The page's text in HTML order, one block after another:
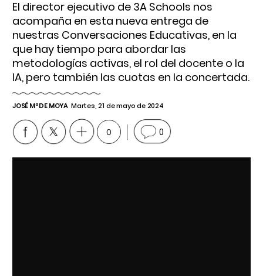
El director ejecutivo de 3A Schools nos
acompaña en esta nueva entrega de
nuestras Conversaciones Educativas, en la
que hay tiempo para abordar las
metodologías activas, el rol del docente o la
IA, pero también las cuotas en la concertada.
JOSÉ Mª DE MOYA Martes, 21 de mayo de 2024
0 0